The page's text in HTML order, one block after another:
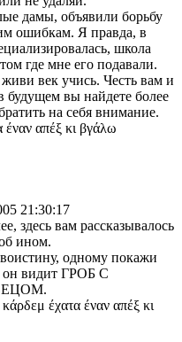
дамы, объявили борьбу
ошибкам. Я правда, в
школа
где мне его подавали.
век учись. Честь вам и
будущем вы найдете более
на себя внимание.
απέξ κι βγάλω
21:30:17
здесь вам рассказывалось
ином.
одному покажи
он видит ГРОБ С
έχατα έναν απέξ κι